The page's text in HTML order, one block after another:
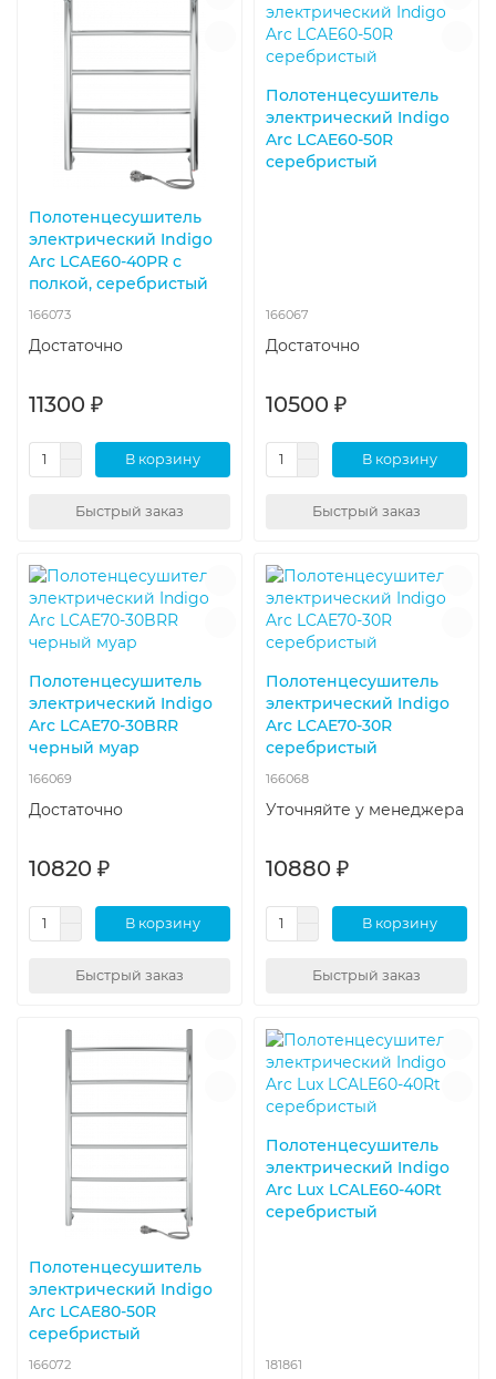
Полотенцесушитель
электрический Indigo
Arc LCAE60-40PR с
полкой, серебристый
166073
Достаточно
11300 ₽
В корзину
Быстрый заказ
Полотенцесушитель
электрический Indigo
Arc LCAE60-50R
серебристый
166067
Достаточно
10500 ₽
В корзину
Быстрый заказ
Полотенцесушитель
электрический Indigo
Arc LCAE70-30BRR
черный муар
166069
Достаточно
10820 ₽
В корзину
Быстрый заказ
Полотенцесушитель
электрический Indigo
Arc LCAE70-30R
серебристый
166068
Уточняйте у менеджера
10880 ₽
В корзину
Быстрый заказ
Полотенцесушитель
электрический Indigo
Arc LCAE80-50R
серебристый
166072
Полотенцесушитель
электрический Indigo
Arc Lux LCALE60-40Rt
серебристый
181861